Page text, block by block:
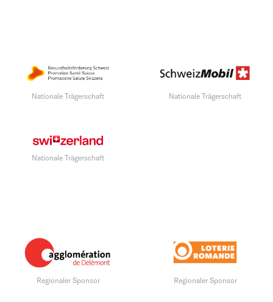
Nationale Trägerschaft Nationale Trägerschaft
Nationale Trägerschaft
Regionaler Sponsor Regionaler Sponsor